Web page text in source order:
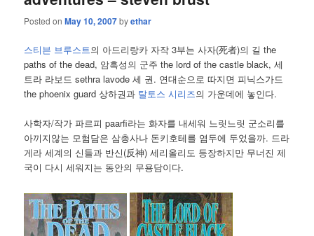
Posted onMay 10, 2007byethar
스티븐 브루스트의 아드리랑카 자작 3부는 사자(死者)의 길 the
paths of the dead, 암흑성의 군주 the lord of the castle black, 세
트라 라보드 sethra lavode 세 권. 연대순으로 따지면 피닉스가드
the phoenix guard 상하권과 탈토스 시리즈의 가운데에 놓인다.
사학자/작가 파르피 paarfi라는 화자를 내세워 느릿느릿 군소리를
아끼지않는 모험담은 삼총사나 돈키호테를 염두에 두었을까. 드라
게라 세계의 신들과 반신(反神) 세리올리도 등장하지만 무너진 제
국이 다시 세워지는 동안의 무용담이다.